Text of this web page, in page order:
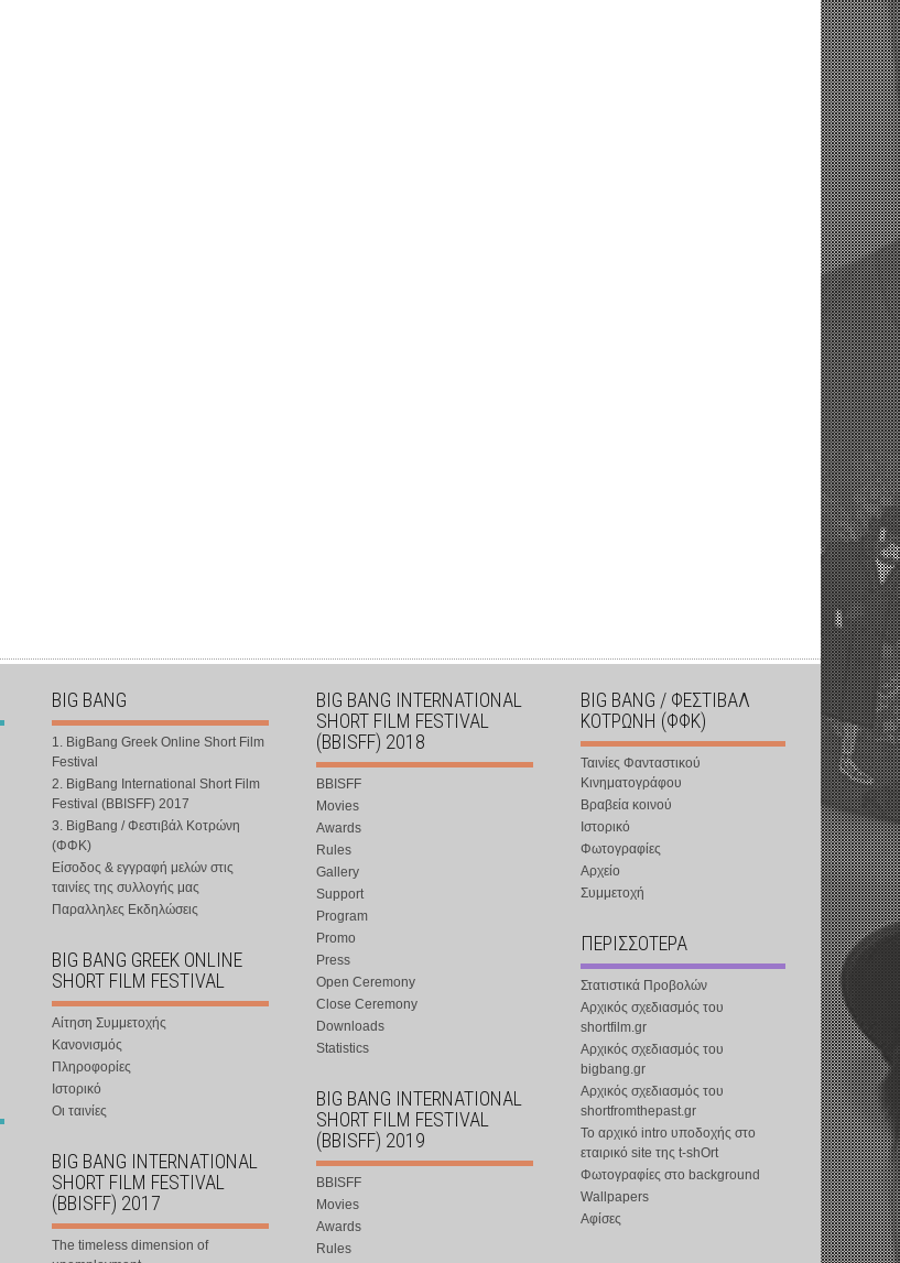
BIG BANG
1. BigBang Greek Online Short Film
Festival
2. BigBang International Short Film
Festival (BBISFF) 2017
3. BigBang / Φεστιβάλ Κοτρώνη
(ΦΦΚ)
Είσοδος & εγγραφή μελών στις
ταινίες της συλλογής μας
Παραλληλες Εκδηλώσεις
BIG BANG GREEK ONLINE
SHORT FILM FESTIVAL
Αίτηση Συμμετοχής
Κανονισμός
Πληροφορίες
Ιστορικό
Οι ταινίες
BIG BANG INTERNATIONAL
SHORT FILM FESTIVAL
(BBISFF) 2017
The timeless dimension of
BIG BANG INTERNATIONAL
SHORT FILM FESTIVAL
(BBISFF) 2018
BBISFF
Movies
Awards
Rules
Gallery
Support
Program
Promo
Press
Open Ceremony
Close Ceremony
Downloads
Statistics
BIG BANG INTERNATIONAL
SHORT FILM FESTIVAL
(BBISFF) 2019
BBISFF
Movies
Awards
Rules
BIG BANG / ΦΕΣΤΙΒΑΛ
ΚΟΤΡΩΝΗ (ΦΦΚ)
Ταινίες Φανταστικού
Κινηματογράφου
Βραβεία κοινού
Ιστορικό
Φωτογραφίες
Αρχείο
Συμμετοχή
ΠΕΡΙΣΣΟΤΕΡΑ
Στατιστικά Προβολών
Αρχικός σχεδιασμός του
shortfilm.gr
Αρχικός σχεδιασμός του
bigbang.gr
Αρχικός σχεδιασμός του
shortfromthepast.gr
Το αρχικό intro υποδοχής στο
εταιρικό site της t-shOrt
Φωτογραφίες στο background
Wallpapers
Αφίσες